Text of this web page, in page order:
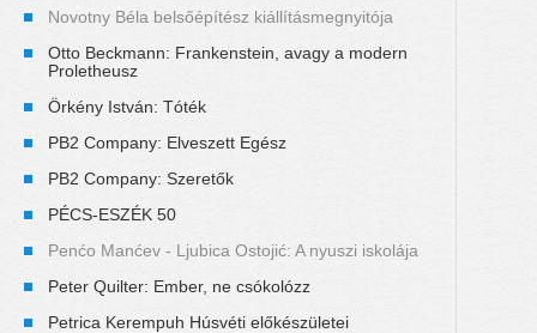
Novotny Béla belsőépítész kiállításmegnyitója
Otto Beckmann: Frankenstein, avagy a modern
Proletheusz
Örkény István: Tóték
PB2 Company: Elveszett Egész
PB2 Company: Szeretők
PÉCS-ESZÉK 50
Penćo Manćev - Ljubica Ostojić: A nyuszi iskolája
Peter Quilter: Ember, ne csókolózz
Petrica Kerempuh Húsvéti előkészületei